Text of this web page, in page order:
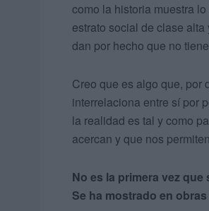
como la historia muestra
estrato social de clase
dan por hecho que no
Creo que es algo que, por
interrelaciona entre sí por
la realidad es tal y como
acercan y que nos
No es la primera vez
Se ha mostrado en